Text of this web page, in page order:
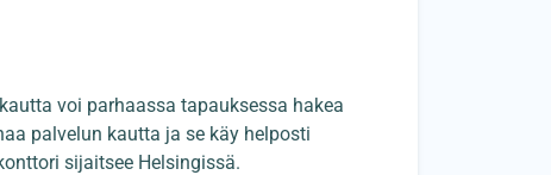
voi parhaassa tapauksessa hakea
palvelun kautta ja se käy helposti
sijaitsee Helsingissä.